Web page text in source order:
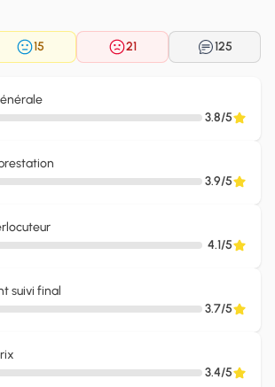
15 21 125
3.8/5
3.9/5
4.1/5
suivi final
3.7/5
3.4/5